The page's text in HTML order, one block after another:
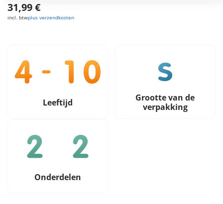
31,99 €
incl. btwplus verzendkosten
Leeftijd
Grootte van de
verpakking
Onderdelen